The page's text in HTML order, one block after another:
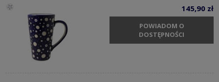
145,90 zł
POWIADOM O
DOSTĘPNOŚCI